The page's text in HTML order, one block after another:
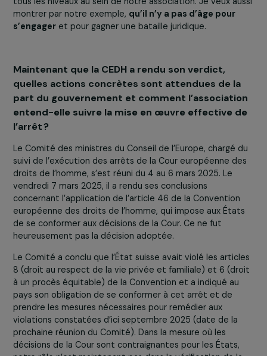
Elles sont d’autant plus atteintes dans les pays du Sud
enfants, des provisions en eau et en bois…) alors que
sont elles qui produisent pourtant le moins
d’émissions. C’est ce paradoxe que nous avons mis en
évidence. Nous sommes devenues un modèle dans la
pour la justice climatique.
A présent, nous sommes plus de 3 000 femmes
Nous sommes toutes issues de parcours militants pour
droits, notre parcours à toutes a été pavé d’inégalités.
Nous avons un véritable engagement qui se retrouve à
tous les niveaux au sein de notre association. Je veux
montrer par notre exemple,qu’il n’y a pas d’âge pour
s’engageret pour gagner une bataille juridique.
Maintenant que la CEDH a rendu son verdict,
quelles actions concrètes sont attendues de la
part du gouvernement et comment
entend-elle suivre la mise en œuvre effective
l’arrêt ?